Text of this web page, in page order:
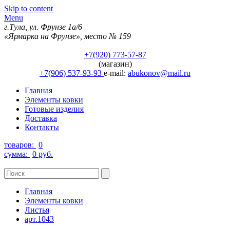
Skip to content
Menu
г.Тула, ул. Фрунзе 1а/6
«Ярмарка на Фрунзе», место № 159
+7(920) 773-57-87
(магазин)
+7(906) 537-93-93 e-mail: abukonov@mail.ru
Главная
Элементы ковки
Готовые изделия
Доставка
Контакты
товаров: 0
сумма: 0 руб.
Главная
Элементы ковки
Листья
арт.1043